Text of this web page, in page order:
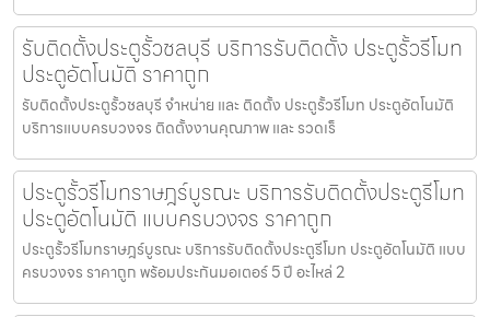
รับติดตั้งประตูรั้วชลบุรี บริการรับติดตั้ง ประตูรั้วรีโมท
ประตูอัตโนมัติ ราคาถูก
รับติดตั้งประตูรั้วชลบุรี จำหน่าย และ ติดตั้ง ประตูรั้วรีโมท ประตูอัตโนมัติ
บริการแบบครบวงจร ติดตั้งงานคุณภาพ และ รวดเร็
ประตูรั้วรีโมทราษฎร์บูรณะ บริการรับติดตั้งประตูรีโมท
ประตูอัตโนมัติ แบบครบวงจร ราคาถูก
ประตูรั้วรีโมทราษฎร์บูรณะ บริการรับติดตั้งประตูรีโมท ประตูอัตโนมัติ แบบ
ครบวงจร ราคาถูก พร้อมประกันมอเตอร์ 5 ปี อะไหล่ 2